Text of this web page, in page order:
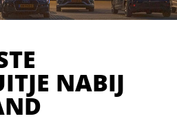
NABIJ